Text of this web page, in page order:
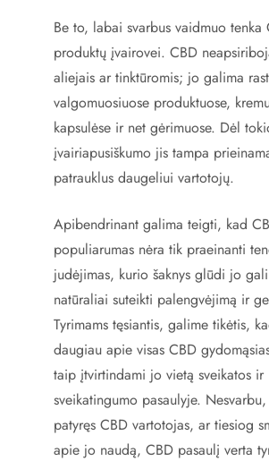
Be to, labai svarbus vaidmuo tenka
produktų įvairovei. CBD
aliejais ar tinktūromis; jo galima
valgomuosiuose produktuose,
kapsulėse ir net gėrimuose. Dėl
įvairiapusiškumo jis tampa
patrauklus daugeliui vartotojų.
Apibendrinant galima teigti, kad
populiarumas nėra tik praeinanti
judėjimas, kurio šaknys glūdi jo
natūraliai suteikti palengvėjimą ir
Tyrimams tęsiantis, galime tikėtis,
daugiau apie visas CBD
taip įtvirtindami jo vietą sveikatos ir
sveikatingumo pasaulyje.
patyręs CBD vartotojas, ar tiesiog
apie jo naudą, CBD pasaulį verta